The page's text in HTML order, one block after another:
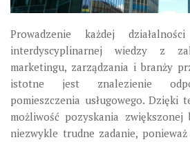
Prowadzenie każdej
interdyscyplinarnej wiedzy z
marketingu, zarządzania i branży
istotne jest znalezienie
pomieszczenia usługowego. Dzięki
możliwość pozyskania
niezwykle trudne zadanie,